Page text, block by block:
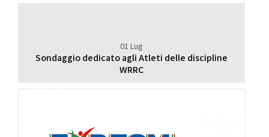
01 Lug
Sondaggio dedicato agli Atleti delle discipline
WRRC